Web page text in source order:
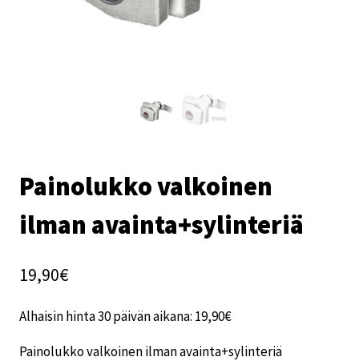
Painolukko valkoinen
ilman avainta+sylinteriä
19,90€
Alhaisin hinta 30 päivän aikana: 19,90€
Painolukko valkoinen ilman avainta+sylinteriä